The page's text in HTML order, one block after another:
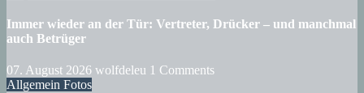
Immer wieder an der Tür: Vertreter, Drücker – und manchmal
auch Betrüger
07. August 2026 wolfdeleu 1 Comments
Allgemein Fotos